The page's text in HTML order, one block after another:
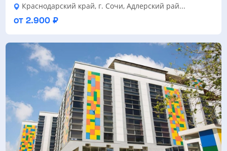
Краснодарский край, г. Сочи, Адлерский рай...
от 2.900 ₽